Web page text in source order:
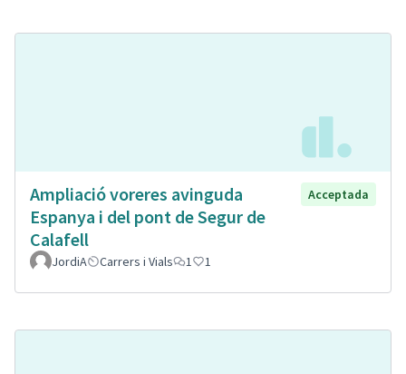
Ampliació voreres avinguda
Espanya i del pont de Segur de
Calafell
Acceptada
JordiA Carrers i Vials 1 1